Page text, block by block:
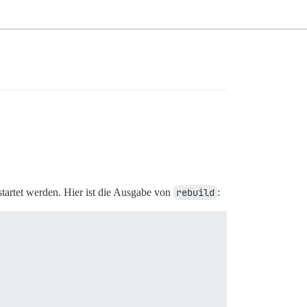
werden. Hier ist die Ausgabe von rebuild :